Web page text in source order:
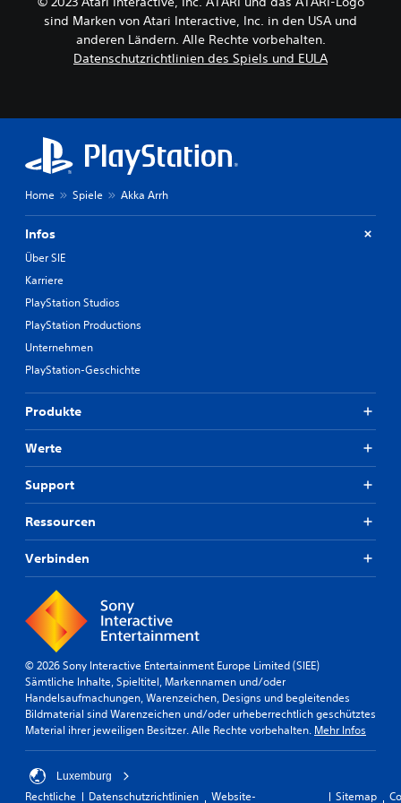
sind Marken von Atari Interactive, Inc. in den USA und
anderen Ländern. Alle Rechte vorbehalten.
Datenschutzrichtlinien des Spiels und EULA
Home Spiele Akka Arrh
Infos
Über SIE
Karriere
PlayStation Studios
PlayStation Productions
Unternehmen
PlayStation-Geschichte
Produkte
Werte
Support
Ressourcen
Verbinden
© 2026 Sony Interactive Entertainment Europe Limited (SIEE)
Sämtliche Inhalte, Spieltitel, Markennamen und/oder
Handelsaufmachungen, Warenzeichen, Designs und begleitendes
Bildmaterial sind Warenzeichen und/oder urheberrechtlich geschütztes
Material ihrer jeweiligen Besitzer. Alle Rechte vorbehalten. Mehr Infos
Luxemburg
Rechtliche
Datenschutzrichtlinien
Website-
Sitemap